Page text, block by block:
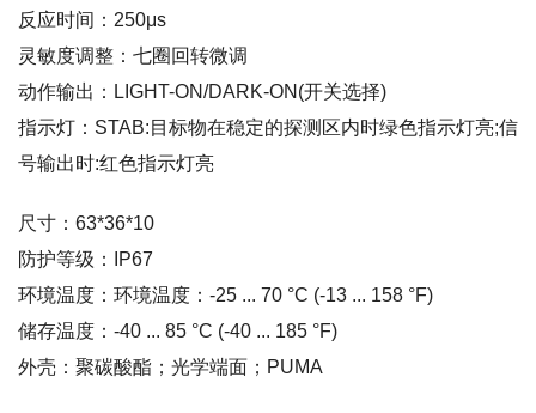
反应时间：250μs
灵敏度调整：七圈回转微调
动作输出：LIGHT-ON/DARK-ON(开关选择)
指示灯：STAB:目标物在稳定的探测区内时绿色指示灯亮;信
号输出时:红色指示灯亮
尺寸：63*36*10
防护等级：IP67
环境温度：环境温度：-25 ... 70 °C (-13 ... 158 °F)
储存温度：-40 ... 85 °C (-40 ... 185 °F)
外壳：聚碳酸酯；光学端面；PUMA